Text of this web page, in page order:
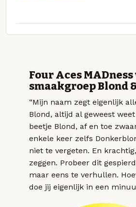
Four Aces
smaakgroep Blond
“Mijn naam zegt eigenlijk
Blond, altijd al geweest
beetje Blond, af en toe
enkele keer zelfs
niet te vergeten. En
zeggen. Probeer dit
maar eens te verhullen.
doe jij eigenlijk in een